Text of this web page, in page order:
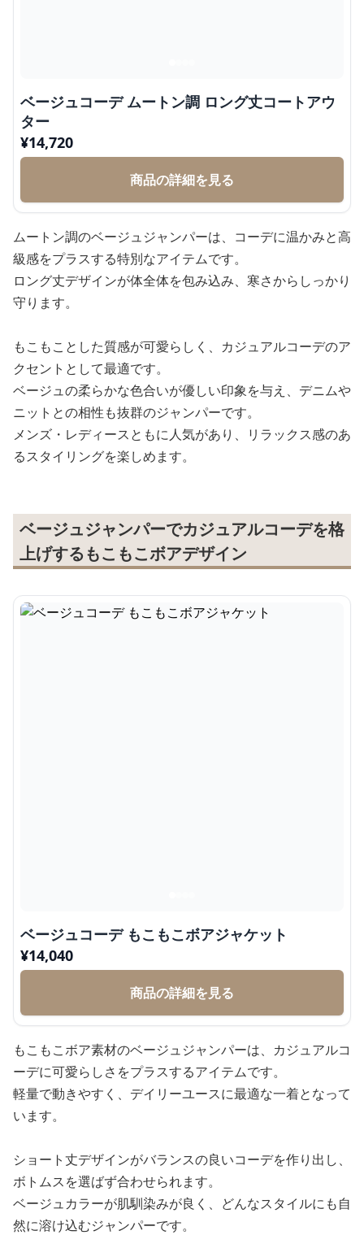
ベージュコーデ ムートン調 ロング丈コートアウ
ター
¥14,720
商品の詳細を見る
ムートン調のベージュジャンパーは、コーデに温かみと高
級感をプラスする特別なアイテムです。
ロング丈デザインが体全体を包み込み、寒さからしっかり
守ります。
もこもことした質感が可愛らしく、カジュアルコーデのア
クセントとして最適です。
ベージュの柔らかな色合いが優しい印象を与え、デニムや
ニットとの相性も抜群のジャンパーです。
メンズ・レディースともに人気があり、リラックス感のあ
るスタイリングを楽しめます。
ベージュジャンパーでカジュアルコーデを格
上げするもこもこボアデザイン
ベージュコーデ もこもこボアジャケット
¥14,040
商品の詳細を見る
もこもこボア素材のベージュジャンパーは、カジュアルコ
ーデに可愛らしさをプラスするアイテムです。
軽量で動きやすく、デイリーユースに最適な一着となって
います。
ショート丈デザインがバランスの良いコーデを作り出し、
ボトムスを選ばず合わせられます。
ベージュカラーが肌馴染みが良く、どんなスタイルにも自
然に溶け込むジャンパーです。